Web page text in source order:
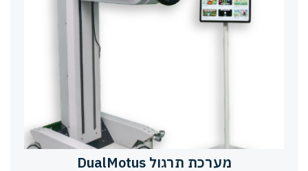
מערכת תרגול DualMotus